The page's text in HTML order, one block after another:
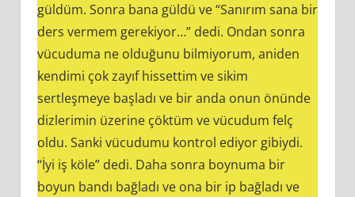
güldüm. Sonra bana güldü ve “Sanırım sana bir
ders vermem gerekiyor…” dedi. Ondan sonra
vücuduma ne olduğunu bilmiyorum, aniden
kendimi çok zayıf hissettim ve sikim
sertleşmeye başladı ve bir anda onun önünde
dizlerimin üzerine çöktüm ve vücudum felç
oldu. Sanki vücudumu kontrol ediyor gibiydi.
“İyi iş köle” dedi. Daha sonra boynuma bir
boyun bandı bağladı ve ona bir ip bağladı ve